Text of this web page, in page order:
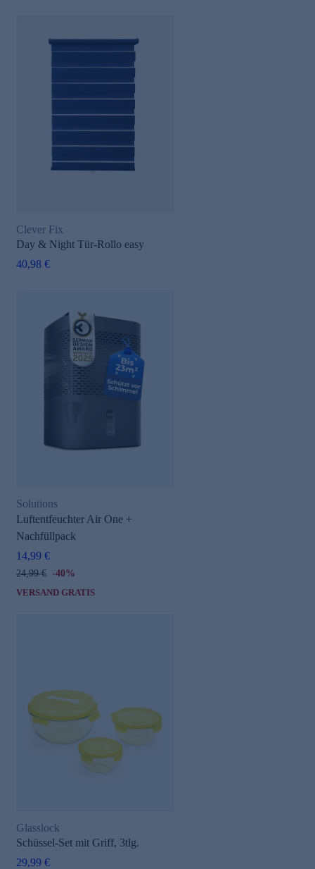
Clever Fix
Day & Night Tür-Rollo easy
40,98 €
Solutions
Luftentfeuchter Air One +
Nachfüllpack
14,99 €
24,99 € -40%
VERSAND GRATIS
Glasslock
Schüssel-Set mit Griff, 3tlg.
29,99 €